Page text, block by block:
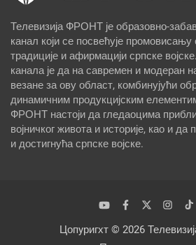
Телевизија ФРОНТ је образовно-
канал који се посвећује промовисању
традиције и афирмацији српске
канала је да на савремен и модеран
везане за ову област, комбинујући
динамичним продукцијским
ФРОНТ настоји да гледаоцима
војничког живота и историје, као и
и достигнућа српске војске.
Цопyригхт © 2026